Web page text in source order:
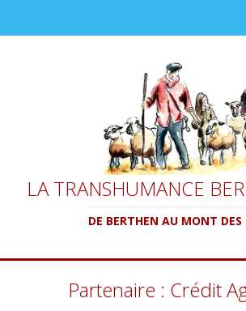
LA TRANSHUMANCE
DE BERTHEN AU MONT DES
Partenaire : Crédit